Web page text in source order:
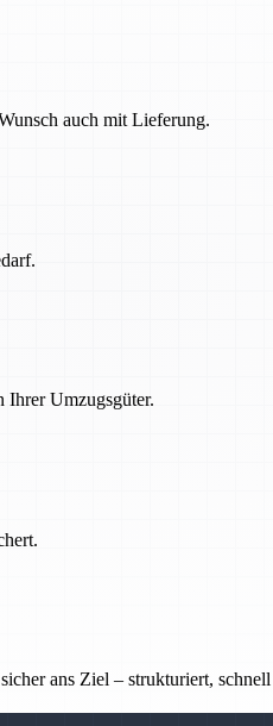
auch mit Lieferung.
Ihrer Umzugsgüter.
ans Ziel – strukturiert,